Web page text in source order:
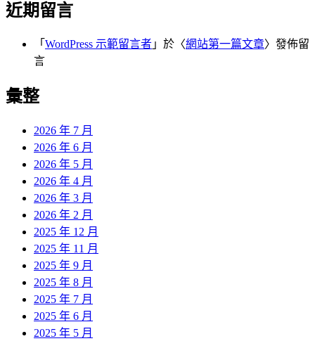
近期留言
「 WordPress 示範留言者 」於〈網站第一篇文章〉發佈留
言
彙整
2026 年 7 月
2026 年 6 月
2026 年 5 月
2026 年 4 月
2026 年 3 月
2026 年 2 月
2025 年 12 月
2025 年 11 月
2025 年 9 月
2025 年 8 月
2025 年 7 月
2025 年 6 月
2025 年 5 月